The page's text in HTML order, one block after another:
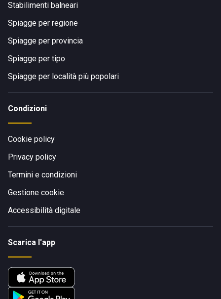
Stabilimenti balneari
Spiagge per regione
Spiagge per provincia
Spiagge per tipo
Spiagge per località più popolari
Condizioni
Cookie policy
Privacy policy
Termini e condizioni
Gestione cookie
Accessibilità digitale
Scarica l'app